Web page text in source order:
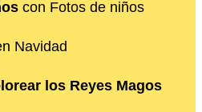
con Fotos de niños
Navidad
los Reyes Magos